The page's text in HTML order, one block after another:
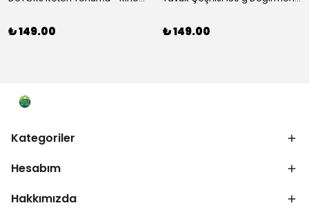
₺ 149.00 ₺ 149.00
Kategoriler
Hesabım
Hakkımızda